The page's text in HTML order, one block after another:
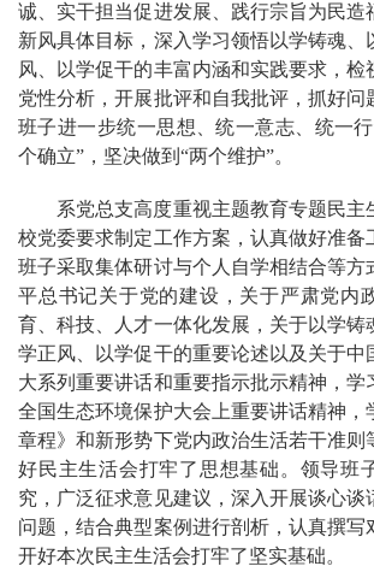
诚、实干担当促进发展、践行宗旨为民造
新风具体目标，深入学习领悟以学铸魂、
风、以学促干的丰富内涵和实践要求，检
党性分析，开展批评和自我批评，抓好问
班子进一步统一思想、统一意志、统一
个确立”，坚决做到“两个维护”。
系党总支高度重视主题教育专题民主
校党委要求制定工作方案，认真做好准备
班子采取集体研讨与个人自学相结合等方
平总书记关于党的建设，关于严肃党内
育、科技、人才一体化发展，关于以学铸
学正风、以学促干的重要论述以及关于中
大系列重要讲话和重要指示批示精神，学
全国生态环境保护大会上重要讲话精神，
章程》和新形势下党内政治生活若干准则
好民主生活会打牢了思想基础。领导班
究，广泛征求意见建议，深入开展谈心谈
问题，结合典型案例进行剖析，认真撰写
开好本次民主生活会打牢了坚实基础。